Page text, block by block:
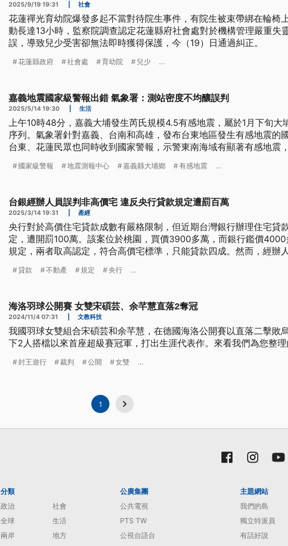
2025/9/19 19:31 社會
花蓮禪光育幼院爆發多起不當對待院生事件，有院生被束帶綁在輪椅
動長達13小時，監察院調查認定花蓮縣府社會處對於機構管理嚴重失
誤，導致兒少受害卻無法即時獲得保護，今（19）日通過糾正。
花蓮縣政府 社會處 育幼院 兒少 ...
嘉義地震國家級警報出錯 氣象署：測站密度不均釀誤判
2025/5/14 19:30 生活
上午10時48分，嘉義大埔發生芮氏規模4.5有感地震，屬於1月下旬大
序列。氣象署針對嘉義、台南和高雄，發布台東地區發生有感地震的
台東、花蓮民眾也同時收到國家警報，示警東南海域有顯著有感地震
平均造成誤判，想要徹底改善，還是得讓測站加密。
國家級警報 地震測報中心 嘉義縣大埔鄉 有感地震 ...
台銀經辦人員誤判非高價宅 違反央行貸款規定遭罰百萬
2025/3/14 19:31 產經
央行對於高價住宅貸款成數有嚴格限制，但近期台灣銀行辦理住宅貸
定，遭開罰100萬。該案位於桃園，買價3900多萬，而銀行鑑價
規定，兩者取高認定，符合高價宅標準，只能貸款四成。然而，經辦
貸款 不動產 規定 央行 ...
海洛羽球公開賽 女雙宋碩芸、余芊慧直落2奪冠
2024/11/4 07:31 文教科技
我國羽球女雙組合宋碩芸和余芊慧，在德國海洛公開賽以直落二擊敗
下2人搭檔以來首座超級賽冠軍，打出生涯代表作。來看我們為您整理
封王遊行 裁判 公開 女雙 ...
1
分類
政治
社會
全球
生活
兩岸
地方
公廣集團
公共電視
PTS TW
公視台語台
主題網站
我們的島
獨立特派員
有話好說